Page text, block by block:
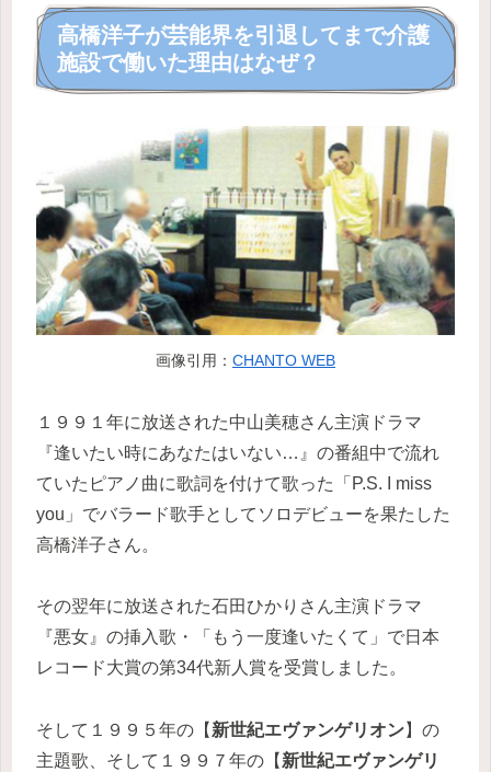
高橋洋子が芸能界を引退してまで介護
施設で働いた理由はなぜ？
画像引用： CHANTO WEB
１９９１年に放送された中山美穂さん主演ドラマ
『逢いたい時にあなたはいない…』の番組中で流れ
ていたピアノ曲に歌詞を付けて歌った「P.S. I miss
you」でバラード歌手としてソロデビューを果たした
高橋洋子さん。
その翌年に放送された石田ひかりさん主演ドラマ
『悪女』の挿入歌・「 もう一度逢いたくて 」で日本
レコード大賞の第34代新人賞を受賞しました。
そして１９９５年の【 新世紀エヴァンゲリオン】の
主題歌、そして１９９７年の【 新世紀エヴァンゲリ